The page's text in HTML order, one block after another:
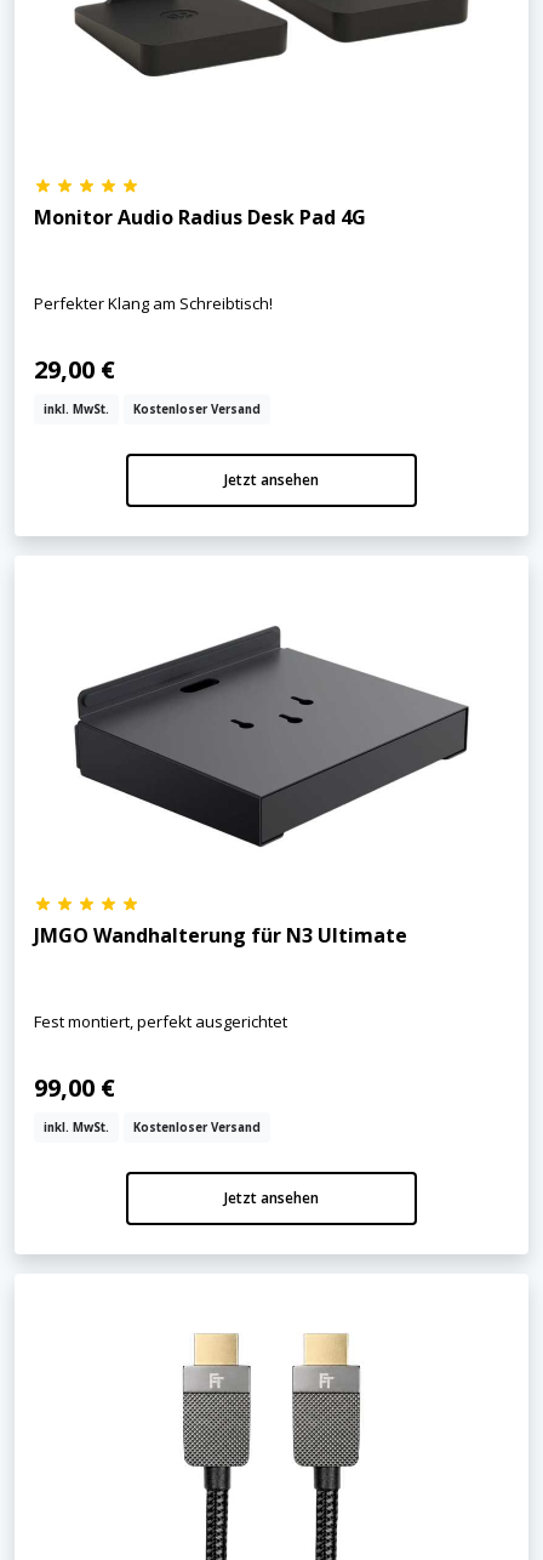
Monitor Audio Radius Desk Pad 4G
Perfekter Klang am Schreibtisch!
29,00 €
inkl. MwSt. Kostenloser Versand
Jetzt ansehen
JMGO Wandhalterung für N3 Ultimate
Fest montiert, perfekt ausgerichtet
99,00 €
inkl. MwSt. Kostenloser Versand
Jetzt ansehen